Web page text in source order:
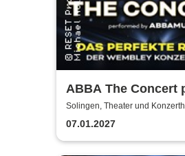
ABBA The Concert
by ABBAMUSIC
Solingen, Theater und
07.01.2027